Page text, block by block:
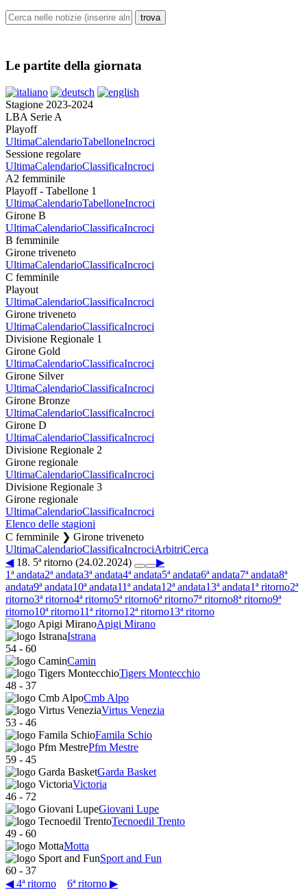
Le partite della giornata
Stagione 2023-2024
LBA Serie A
Playoff
UltimaCalendarioTabelloneIncroci
Sessione regolare
UltimaCalendarioClassificaIncroci
A2 femminile
Playoff - Tabellone 1
UltimaCalendarioTabelloneIncroci
Girone B
UltimaCalendarioClassificaIncroci
B femminile
Girone triveneto
UltimaCalendarioClassificaIncroci
C femminile
Playout
UltimaCalendarioClassificaIncroci
Girone triveneto
UltimaCalendarioClassificaIncroci
Divisione Regionale 1
Girone Gold
UltimaCalendarioClassificaIncroci
Girone Silver
UltimaCalendarioClassificaIncroci
Girone Bronze
UltimaCalendarioClassificaIncroci
Girone D
UltimaCalendarioClassificaIncroci
Divisione Regionale 2
Girone regionale
UltimaCalendarioClassificaIncroci
Divisione Regionale 3
Girone regionale
UltimaCalendarioClassificaIncroci
Elenco delle stagioni
C femminile ❯ Girone triveneto
UltimaCalendarioClassificaIncrociArbitriCerca
◀18. 5ª ritorno (24.02.2024)
▶
1ª andata2ª andata3ª andata4ª andata5ª andata6ª andata7ª andata8ª
andata9ª andata10ª andata11ª andata12ª andata13ª andata1ª ritorno2ª
ritorno3ª ritorno4ª ritorno5ª ritorno6ª ritorno7ª ritorno8ª ritorno9ª
ritorno10ª ritorno11ª ritorno12ª ritorno13ª ritorno
Apigi Mirano
Istrana
54 - 60
Camin
Tigers Montecchio
48 - 37
Cmb Alpo
Virtus Venezia
53 - 46
Famila Schio
Pfm Mestre
59 - 45
Garda Basket
Victoria
46 - 72
Giovani Lupe
Tecnoedil Trento
49 - 60
Motta
Sport and Fun
60 - 37
◀ 4ª ritorno
6ª ritorno ▶